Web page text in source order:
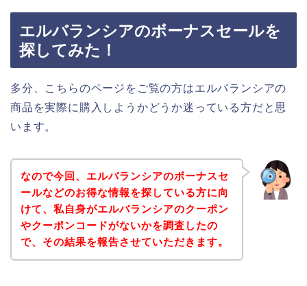
エルバランシアのボーナスセールを
探してみた！
多分、こちらのページをご覧の方はエルバランシアの
商品を実際に購入しようかどうか迷っている方だと思
います。
なので今回、エルバランシアのボーナスセ
ールなどのお得な情報を探している方に向
けて、私自身がエルバランシアのクーポン
やクーポンコードがないかを調査したの
で、その結果を報告させていただきます。